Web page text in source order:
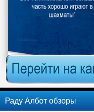
Раду Албот обзоры